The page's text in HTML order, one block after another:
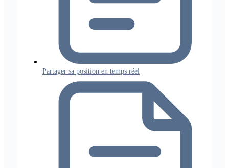
Partager sa position en temps réel